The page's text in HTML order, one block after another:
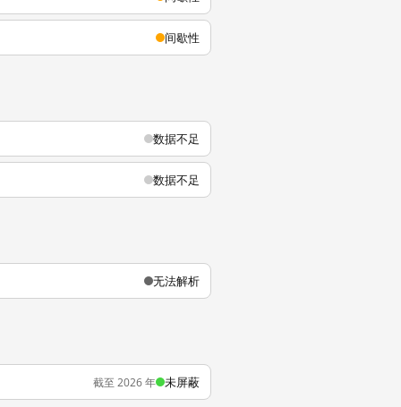
间歇性
数据不足
数据不足
无法解析
截至 2026 年 未屏蔽